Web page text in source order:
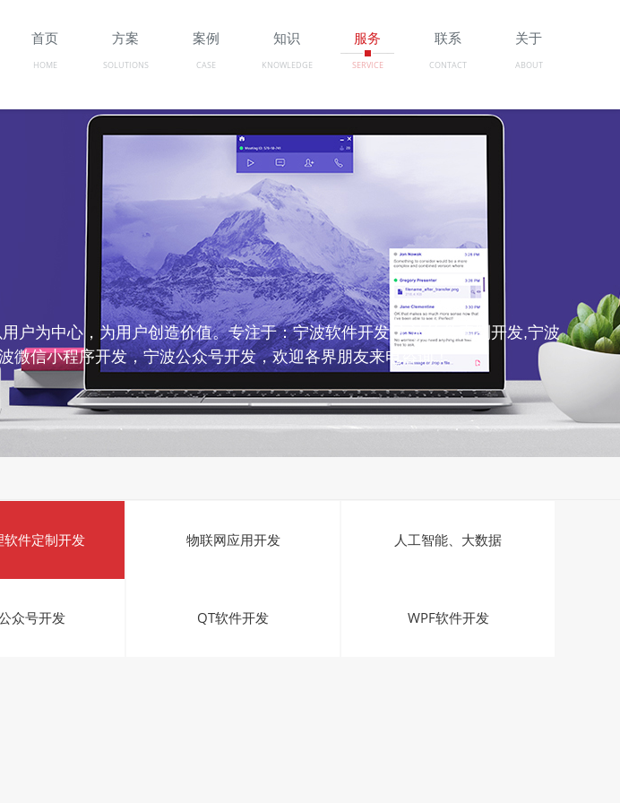
首页
HOME
方案
SOLUTIONS
案例
CASE
知识
KNOWLEDGE
服务
SERVICE
联系
CONTACT
关于
ABOUT
户为中心，为用户创造价值。专注于：宁波软件开发,宁波软件定制开发,宁波
微信小程序开发，宁波公众号开发，欢迎各界朋友来电咨询！
软件定制开发 物联网应用开发 人工智能、大数据
众号开发 QT软件开发 WPF软件开发